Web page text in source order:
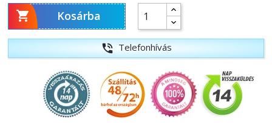
 Kosárba
phone_in_talk Telefonhívás